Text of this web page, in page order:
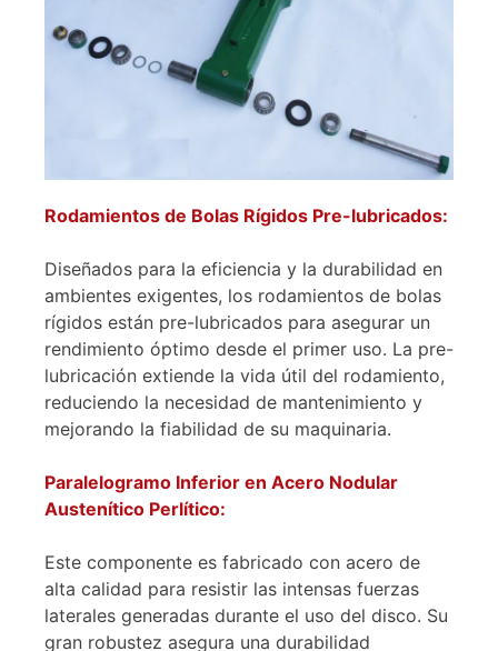
Rodamientos de Bolas Rígidos Pre-lubricados:
Diseñados para la eficiencia y la durabilidad en
ambientes exigentes, los rodamientos de bolas
rígidos están pre-lubricados para asegurar un
rendimiento óptimo desde el primer uso. La pre-
lubricación extiende la vida útil del rodamiento,
reduciendo la necesidad de mantenimiento y
mejorando la fiabilidad de su maquinaria.
Paralelogramo Inferior en Acero Nodular
Austenítico Perlítico:
Este componente es fabricado con acero de
alta calidad para resistir las intensas fuerzas
laterales generadas durante el uso del disco. Su
gran robustez asegura una durabilidad